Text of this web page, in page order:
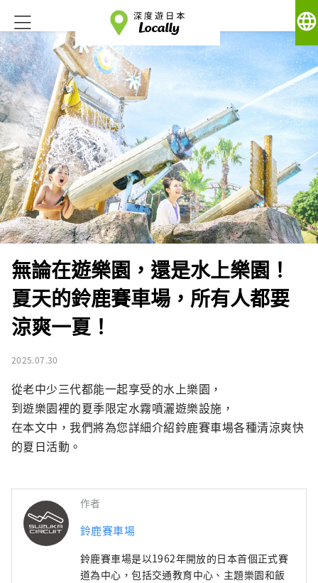
language
無論在遊樂園，還是水上樂園！
夏天的鈴鹿賽車場，所有人都要
涼爽一夏！
2025.07.30
從老中少三代都能一起享受的水上樂園，
到遊樂園裡的夏季限定水霧噴灑遊樂設施，
在本文中，我們將為您詳細介紹鈴鹿賽車場各種清涼爽快
的夏日活動。
作者
鈴鹿賽車場
鈴鹿賽車場是以1962年開放的日本首個正式賽
道為中心，包括交通教育中心、主題樂園和飯